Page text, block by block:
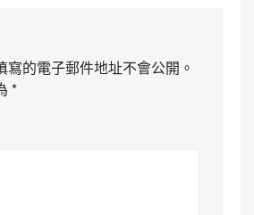
寫的電子郵件地址不會公開。
*